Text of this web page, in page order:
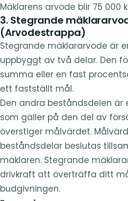
Mäklarens arvode blir 75 000
3. Stegrande
(Arvodestrappa)
Stegrande mäklararvode är
uppbyggt av två delar. Den
summa eller en fast
ett fastställt mål.
Den andra beståndsdelen är
som gäller på den del av
överstiger målvärdet.
beståndsdelar beslutas
mäklaren. Stegrande
drivkraft att överträffa ditt
budgivningen.